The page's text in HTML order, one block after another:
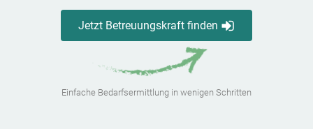
Jetzt Betreuungskraft finden
Einfache Bedarfsermittlung in wenigen Schritten